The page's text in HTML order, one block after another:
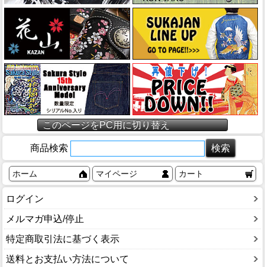
このページをPC用に切り替え
商品検索
ホーム マイページ カート
ログイン
メルマガ申込/停止
特定商取引法に基づく表示
送料とお支払い方法について